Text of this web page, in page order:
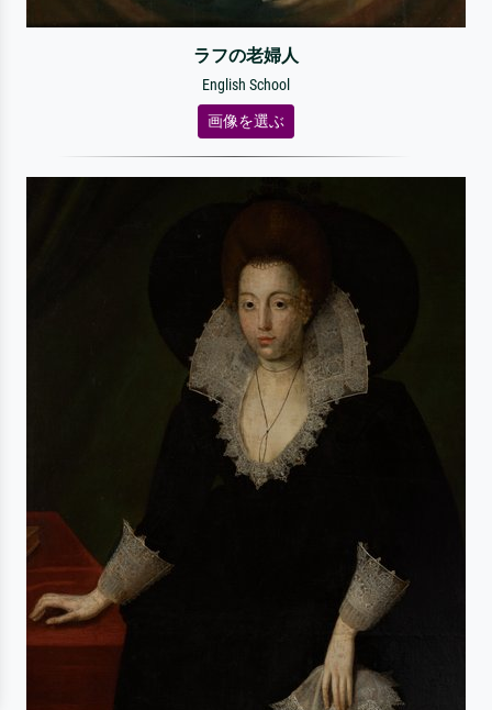
ラフの老婦人
English School
画像を選ぶ